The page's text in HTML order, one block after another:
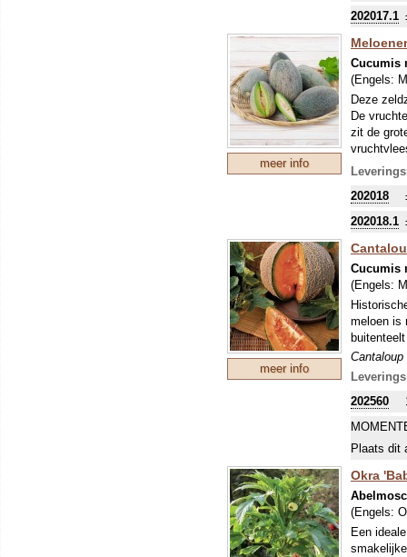
de eerste
202017.1
meer info
Cucumis
(Engels:
Deze
De
zit de
fris!
202018
202018.1
meer info
Cucumis
(Engels:
meloen is
(vaak)
van de
werden
202560
Plaats dit
Okra
(Engels:
Een